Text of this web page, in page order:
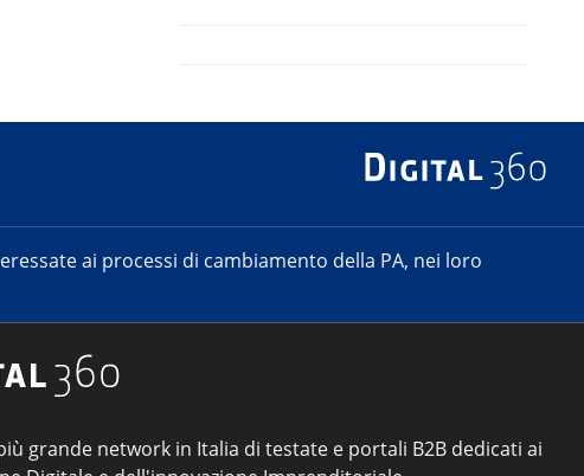
ai processi di cambiamento della PA, nei loro
grande network in Italia di testate e portali B2B dedicati ai